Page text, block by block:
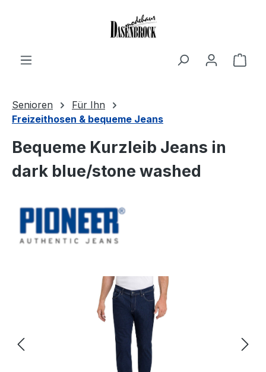
Senioren
Für Ihn
Freizeithosen & bequeme Jeans
Bequeme Kurzleib Jeans in
dark blue/stone washed
Bildergalerie überspringen